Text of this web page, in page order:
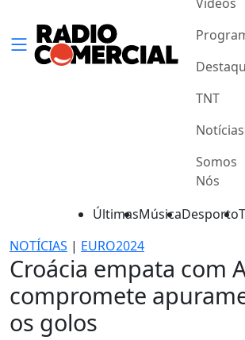
TNT
Notícias
Somos
Nós
ÚltimasMúsicaDesporto
NOTÍCIAS | EURO2024
Croácia empata com
compromete
os golos